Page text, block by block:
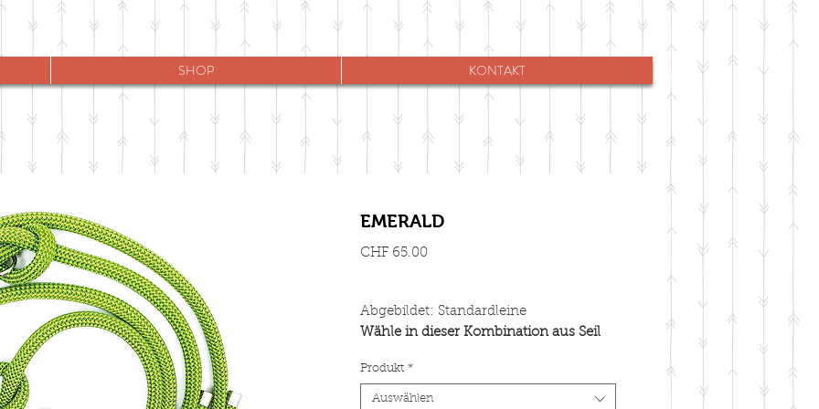
SHOP KONTAKT
EMERALD
CHF 65.00Preis
Abgebildet: Standardleine
Wähle in dieser Kombination aus Seil
Moxonleine
Produkt *
Auswählen